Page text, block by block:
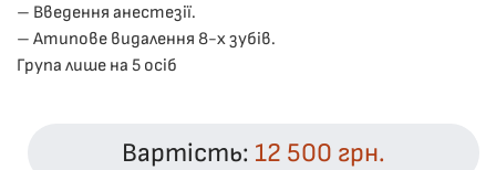
– Введення анестезії.
– Атипове видалення 8-х зубів.
Група лише на 5 осіб
Вартість: 12 500 грн.